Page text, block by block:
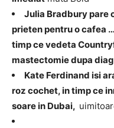
Julia Bradbury pare
prieten pentru o cafea …
timp ce vedeta
mastectomie dupa
Kate Ferdinand isi
roz cochet, in timp ce
soare in Dubai,